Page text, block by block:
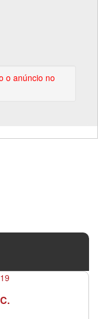
o anúncio no